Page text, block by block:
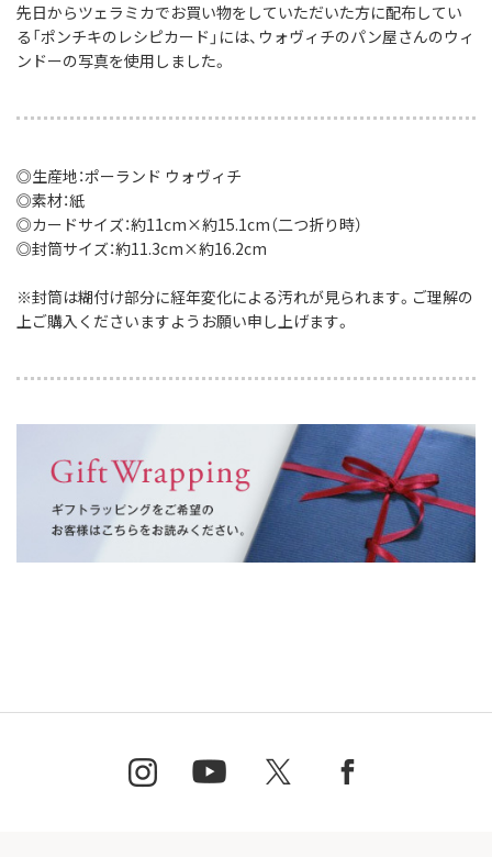
先日からツェラミカでお買い物をしていただいた方に配布してい
る「ポンチキのレシピカード」には、 ウォヴィチのパン屋さんのウィ
ンドーの写真を使用しました。
◎生産地：ポーランド ウォヴィチ
◎素材：紙
◎カードサイズ：約11cm×約15.1cm（二つ折り時）
◎封筒サイズ：約11.3cm×約16.2cm
※封筒は糊付け部分に経年変化による汚れが見られます。ご理解の
上ご購入くださいますようお願い申し上げます。